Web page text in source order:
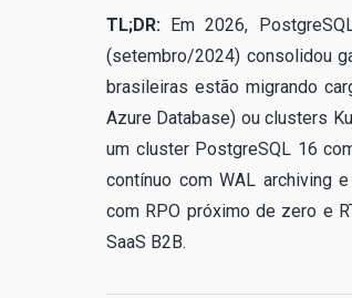
TL;DR: Em 2026,
(setembro/2024) consolidou
brasileiras estão migrando
Azure Database) ou clusters
um cluster PostgreSQL 16
contínuo com WAL archiving
com RPO próximo de zero e
SaaS B2B.